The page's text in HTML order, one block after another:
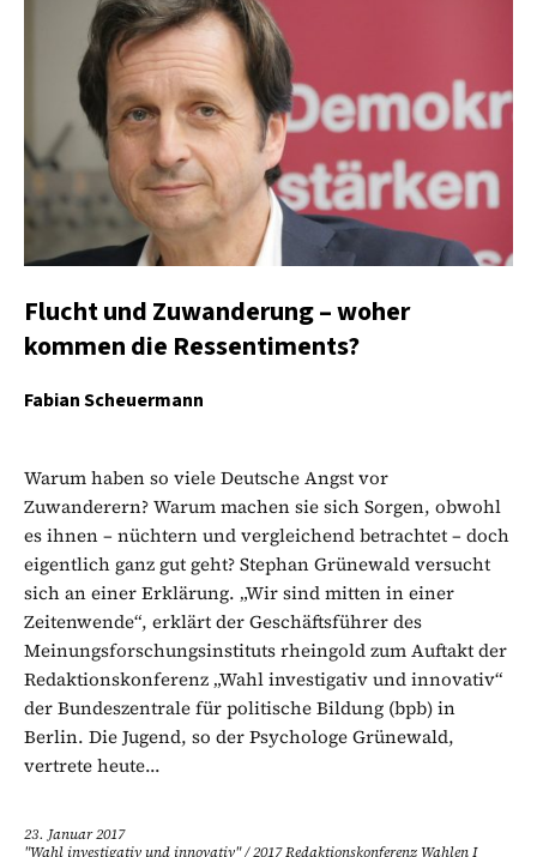
Flucht und Zuwanderung – woher
kommen die Ressentiments?
Fabian Scheuermann
Warum haben so viele Deutsche Angst vor
Zuwanderern? Warum machen sie sich Sorgen, obwohl
es ihnen – nüchtern und vergleichend betrachtet – doch
eigentlich ganz gut geht? Stephan Grünewald versucht
sich an einer Erklärung. „Wir sind mitten in einer
Zeitenwende“, erklärt der Geschäftsführer des
Meinungsforschungsinstituts rheingold zum Auftakt der
Redaktionskonferenz „Wahl investigativ und innovativ“
der Bundeszentrale für politische Bildung (bpb) in
Berlin. Die Jugend, so der Psychologe Grünewald,
vertrete heute...
23. Januar 2017
"Wahl investigativ und innovativ"/2017 Redaktionskonferenz Wahlen I